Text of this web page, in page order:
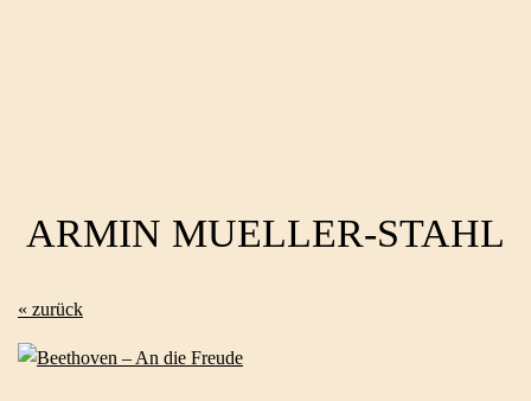
ARMIN MUELLER-STAHL
« zurück